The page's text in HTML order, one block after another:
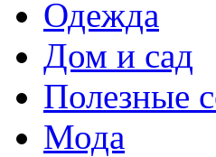
Одежда
Дом и сад
Полезные
Мода